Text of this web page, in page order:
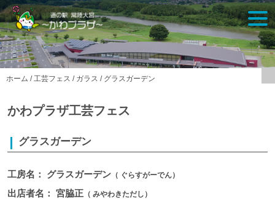
Skip
to
content
ホーム / 工芸フェス / ガラス / グラスガーデン
かわプラザ工芸フェス
グラスガーデン
工房名： グラスガーデン （ ぐらすがーでん）
出店者名： 宮脇正 （ みやわきただし）